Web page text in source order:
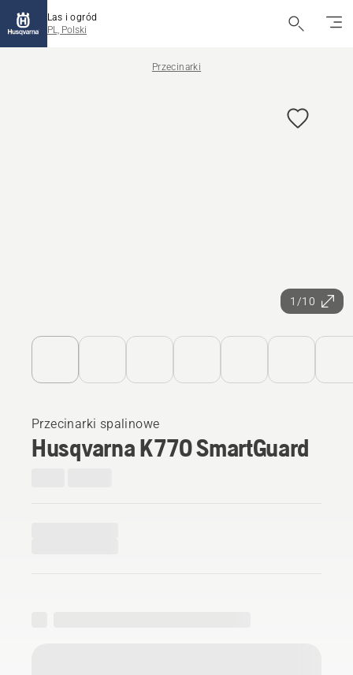
Las i ogród
PL, Polski
Przecinarki
1/10
Przecinarki spalinowe
Husqvarna K 770 SmartGuard